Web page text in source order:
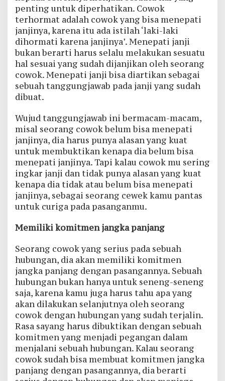
penting untuk diperhatikan. Cowok
terhormat adalah cowok yang bisa menepati
janjinya, karena itu ada istilah ‘laki-laki
dihormati karena janjinya’. Menepati janji
bukan berarti harus selalu melakukan sesuatu
hal sesuai yang sudah dijanjikan oleh seorang
cowok. Menepati janji bisa diartikan sebagai
sebuah tanggungjawab pada janji yang sudah
dibuat.
Wujud tanggungjawab ini bermacam-macam,
misal seorang cowok belum bisa menepati
janjinya, dia harus punya alasan yang kuat
untuk membuktikan kenapa dia belum bisa
menepati janjinya. Tapi kalau cowok mu sering
ingkar janji dan tidak punya alasan yang kuat
kenapa dia tidak atau belum bisa menepati
janjinya, sebagai seorang cewek kamu pantas
untuk curiga pada pasanganmu.
Memiliki komitmen jangka panjang
Seorang cowok yang serius pada sebuah
hubungan, dia akan memiliki komitmen
jangka panjang dengan pasangannya. Sebuah
hubungan bukan hanya untuk seneng-seneng
saja, karena kamu juga harus tahu apa yang
akan dilakukan selanjutnya oleh seorang
cowok dengan hubungan yang sudah terjalin.
Rasa sayang harus dibuktikan dengan sebuah
komitmen yang menjadi pegangan dalam
menjalani sebuah hubungan. Kalau seorang
cowok sudah bisa membuat komitmen jangka
panjang dengan pasangannya, dia berarti